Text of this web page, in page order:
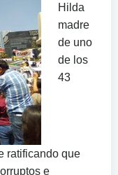
Hilda
madre
de uno
de los
43
ratificando que
e